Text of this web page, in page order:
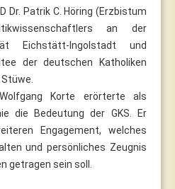
Dr. Patrik C. Höring (Erzbistum
an der
Eichstätt-Ingolstadt und
der deutschen Katholiken
Korte erörterte als
die Bedeutung der GKS. Er
Engagement, welches
und persönliches Zeugnis
getragen sein soll.